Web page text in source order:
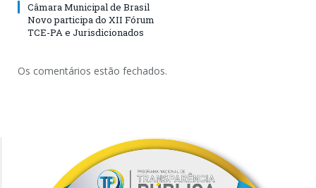
Câmara Municipal de Brasil
Novo participa do XII Fórum
TCE-PA e Jurisdicionados
Os comentários estão fechados.